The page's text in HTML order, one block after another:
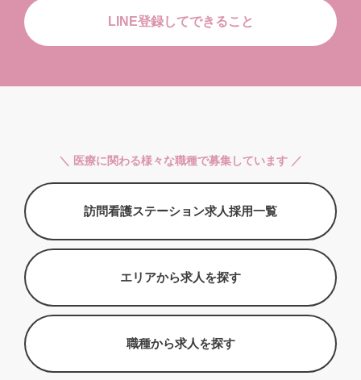
LINE登録してできること
＼ 医療に関わる様々な職種で募集しています ／
訪問看護ステーション求人採用一覧
エリアから求人を探す
職種から求人を探す